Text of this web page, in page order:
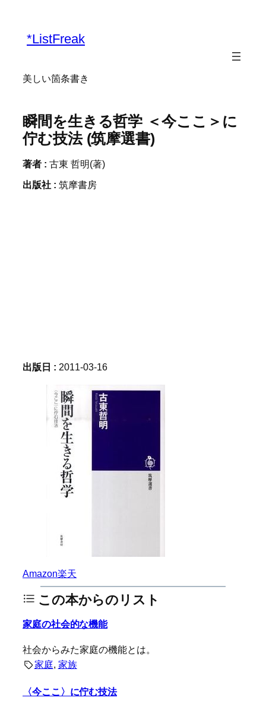
*ListFreak
美しい箇条書き
瞬間を生きる哲学 ＜今ここ＞に
佇む技法 (筑摩選書)
著者 : 古東 哲明(著)
出版社 : 筑摩書房
出版日 : 2011-03-16
Amazon楽天
この本からのリスト
家庭の社会的な機能
社会からみた家庭の機能とは。
家庭, 家族
〈今ここ〉に佇む技法